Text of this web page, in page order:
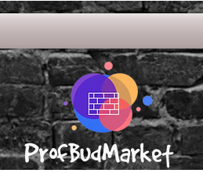
онлайн-магазин
строительных
материалов